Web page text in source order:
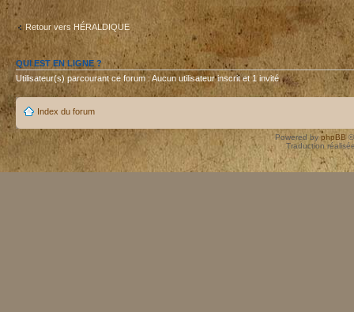
Retour vers HÉRALDIQUE
QUI EST EN LIGNE ?
Utilisateur(s) parcourant ce forum : Aucun utilisateur inscrit et 1 invité
Index du forum
Powered byphpBB
Traduction